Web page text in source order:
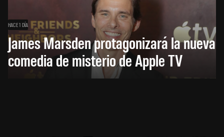
HACE 1 DÍA
James Marsden protagonizará la nueva
comedia de misterio de Apple TV